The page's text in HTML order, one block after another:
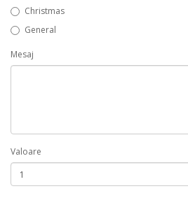
Christmas
General
Mesaj
Valoare